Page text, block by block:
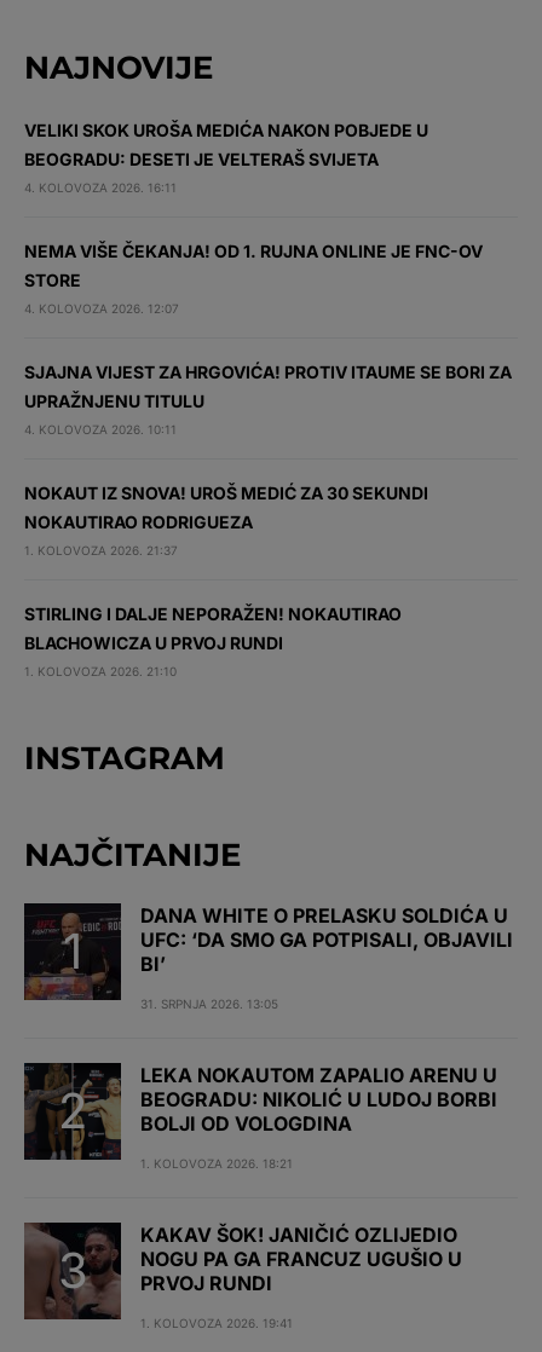
NAJNOVIJE
VELIKI SKOK UROŠA MEDIĆA NAKON POBJEDE U
BEOGRADU: DESETI JE VELTERAŠ SVIJETA
4. KOLOVOZA 2026. 16:11
NEMA VIŠE ČEKANJA! OD 1. RUJNA ONLINE JE FNC-OV
STORE
4. KOLOVOZA 2026. 12:07
SJAJNA VIJEST ZA HRGOVIĆA! PROTIV ITAUME SE BORI ZA
UPRAŽNJENU TITULU
4. KOLOVOZA 2026. 10:11
NOKAUT IZ SNOVA! UROŠ MEDIĆ ZA 30 SEKUNDI
NOKAUTIRAO RODRIGUEZA
1. KOLOVOZA 2026. 21:37
STIRLING I DALJE NEPORAŽEN! NOKAUTIRAO
BLACHOWICZA U PRVOJ RUNDI
1. KOLOVOZA 2026. 21:10
INSTAGRAM
NAJČITANIJE
DANA WHITE O PRELASKU SOLDIĆA U
UFC: ‘DA SMO GA POTPISALI, OBJAVILI
BI’
31. SRPNJA 2026. 13:05
LEKA NOKAUTOM ZAPALIO ARENU U
BEOGRADU: NIKOLIĆ U LUDOJ BORBI
BOLJI OD VOLOGDINA
1. KOLOVOZA 2026. 18:21
KAKAV ŠOK! JANIČIĆ OZLIJEDIO
NOGU PA GA FRANCUZ UGUŠIO U
PRVOJ RUNDI
1. KOLOVOZA 2026. 19:41